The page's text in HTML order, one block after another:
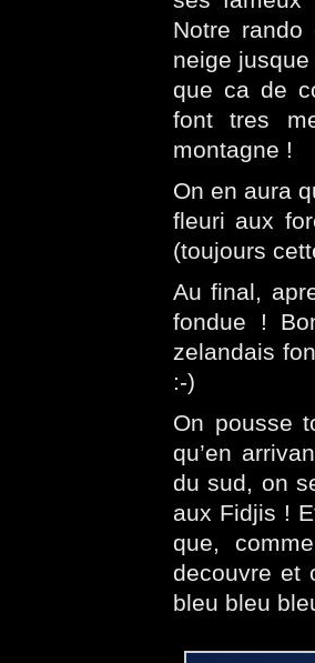
Notre
neige
que ca de
font tres
montagne !
On en aura
fleuri aux
(toujours
Au final,
fondue !
zelandais
:-)
On pousse
qu’en
du sud, on
aux Fidjis !
que,
decouvre et
bleu bleu